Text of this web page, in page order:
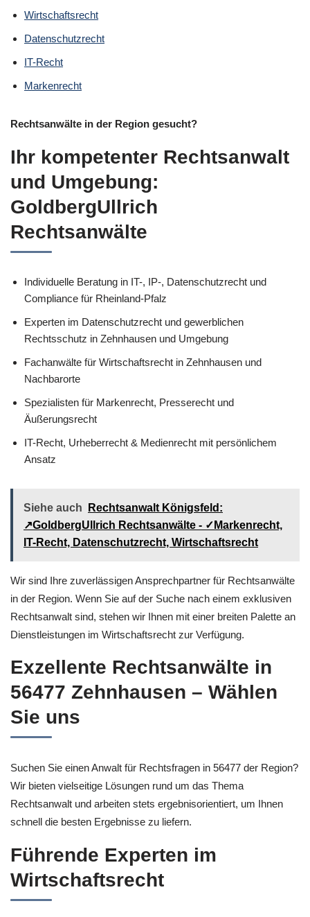
Wirtschaftsrecht
Datenschutzrecht
IT-Recht
Markenrecht
Rechtsanwälte in der Region gesucht?
Ihr kompetenter Rechtsanwalt
und Umgebung:
GoldbergUllrich
Rechtsanwälte
Individuelle Beratung in IT-, IP-, Datenschutzrecht und
Compliance für Rheinland-Pfalz
Experten im Datenschutzrecht und gewerblichen
Rechtsschutz in Zehnhausen und Umgebung
Fachanwälte für Wirtschaftsrecht in Zehnhausen und
Nachbarorte
Spezialisten für Markenrecht, Presserecht und
Äußerungsrecht
IT-Recht, Urheberrecht & Medienrecht mit persönlichem
Ansatz
Siehe auch
Rechtsanwalt Königsfeld:
↗️GoldbergUllrich Rechtsanwälte - ✓Markenrecht,
IT-Recht, Datenschutzrecht, Wirtschaftsrecht
Wir sind Ihre zuverlässigen Ansprechpartner für Rechtsanwälte
in der Region. Wenn Sie auf der Suche nach einem exklusiven
Rechtsanwalt sind, stehen wir Ihnen mit einer breiten Palette an
Dienstleistungen im Wirtschaftsrecht zur Verfügung.
Exzellente Rechtsanwälte in
56477 Zehnhausen – Wählen
Sie uns
Suchen Sie einen Anwalt für Rechtsfragen in 56477 der Region?
Wir bieten vielseitige Lösungen rund um das Thema
Rechtsanwalt und arbeiten stets ergebnisorientiert, um Ihnen
schnell die besten Ergebnisse zu liefern.
Führende Experten im
Wirtschaftsrecht